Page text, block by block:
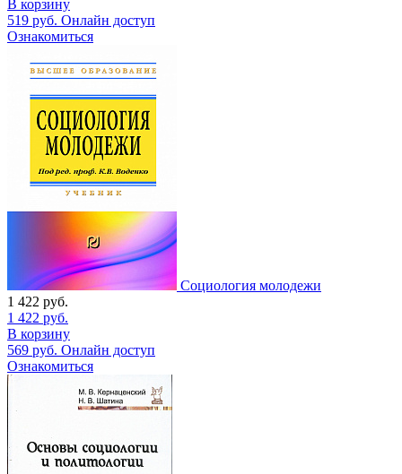
В корзину
519 руб. Онлайн доступ
Ознакомиться
Социология молодежи
1 422 руб.
1 422 руб.
В корзину
569 руб. Онлайн доступ
Ознакомиться